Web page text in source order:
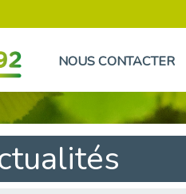
NOUS CONTACTER